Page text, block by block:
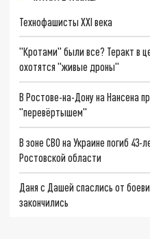
Технофашисты XXI века
"Кротами" были все? Теракт в
охотятся "живые дроны"
В Ростове-на-Дону на Нансена
"перевёртышем"
В зоне СВО на Украине погиб
Ростовской области
Даня с Дашей спаслись от
закончились